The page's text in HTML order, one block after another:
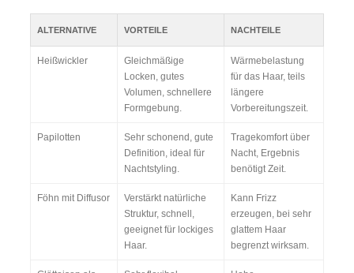
ALTERNATIVE VORTEILE NACHTEILE
Heißwickler
Gleichmäßige
Locken, gutes
Volumen, schnellere
Formgebung.
Wärmebelastung
für das Haar, teils
längere
Vorbereitungszeit.
Papilotten
Sehr schonend, gute
Definition, ideal für
Nachtstyling.
Tragekomfort über
Nacht, Ergebnis
benötigt Zeit.
Föhn mit Diffusor
Verstärkt natürliche
Struktur, schnell,
geeignet für lockiges
Haar.
Kann Frizz
erzeugen, bei sehr
glattem Haar
begrenzt wirksam.